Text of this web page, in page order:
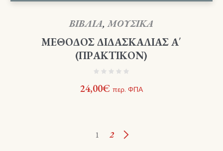
ΒΙΒΛΙΑ,ΜΟΥΣΙΚΑ
ΜΕΘΟΔΟΣ ΔΙΔΑΣΚΑΛΙΑΣ Α΄
(ΠΡΑΚΤΙΚΟΝ)
24,00€ περ. ΦΠΑ
1 2